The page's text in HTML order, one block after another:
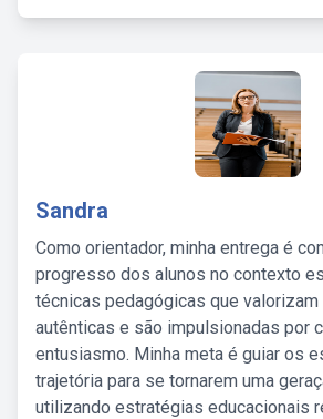
Sandra
Como orientador, minha entrega é
progresso dos alunos no contexto
técnicas pedagógicas que
autênticas e são impulsionadas por
entusiasmo. Minha meta é guiar os
trajetória para se tornarem uma
utilizando estratégias educacionais